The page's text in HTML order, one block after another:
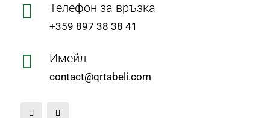
 Телефон за връзка
+359 897 38 38 41
 Имейл
contact@qrtabeli.com